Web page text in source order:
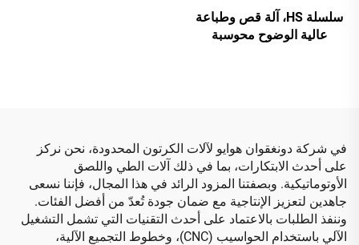
سلسلة HS، آلة قص وطباعة
عالية الوضوح محوسبة
في شركة دونغقوان هوايو لآلات الكرتون المحدودة، نحن نركز
على أحدث الابتكارات، بما في ذلك آلات الطي واللصق
الأوتوماتيكية. وبصفتنا المزود الرائد في هذا المجال، فإننا نسعى
جاهدين لتعزيز الإنتاجية مع ضمان جودة تُعدّ من أفضل الفئات.
وننفذ الطلبات بالاعتماد على أحدث التقنيات التي تشمل التشغيل
الآلي باستخدام الحواسيب (CNC)، وخطوط التجميع الآلية،